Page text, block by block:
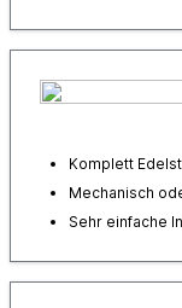
Komplett
Mechanisch
Sehr einfache